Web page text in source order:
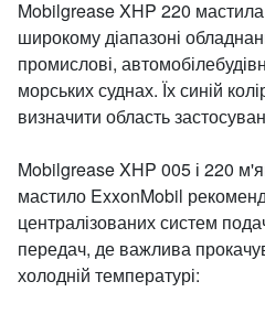
Mobilgrease XHP 220
широкому діапазоні
промислові,
морських суднах. Їх синій
визначити область
Mobilgrease XHP 005 і 220
мастило ExxonMobil
централізованих систем
передач, де важлива
холодній температурі: